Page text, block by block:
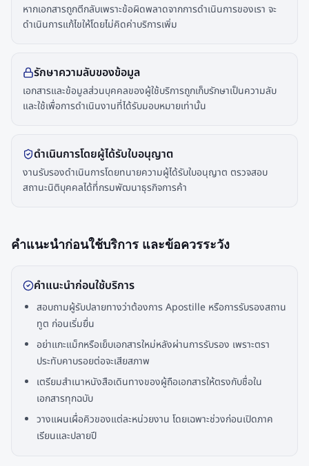
หากเอกสารถูกตีกลับเพราะข้อผิดพลาดจากการดำเนินการของเรา จะ
ดำเนินการแก้ไขให้โดยไม่คิดค่าบริการเพิ่ม
รักษาความลับของข้อมูล
เอกสารและข้อมูลส่วนบุคคลของผู้ใช้บริการถูกเก็บรักษาเป็นความลับ
และใช้เพื่อการดำเนินงานที่ได้รับมอบหมายเท่านั้น
ดำเนินการโดยผู้ได้รับใบอนุญาต
งานรับรองดำเนินการโดยทนายความผู้ได้รับใบอนุญาต ตรวจสอบ
สถานะนิติบุคคลได้ที่กรมพัฒนาธุรกิจการค้า
คำแนะนำก่อนใช้บริการ และข้อควรระวัง
คำแนะนำก่อนใช้บริการ
สอบถามผู้รับปลายทางว่าต้องการ Apostille หรือการรับรองสถาน
ทูต ก่อนเริ่มยื่น
อย่าแกะแม็กหรือเย็บเอกสารใหม่หลังผ่านการรับรอง เพราะตรา
ประทับคาบรอยต่อจะเสียสภาพ
เตรียมสำเนาหนังสือเดินทางของผู้ถือเอกสารให้ตรงกับชื่อใน
เอกสารทุกฉบับ
วางแผนเผื่อคิวของแต่ละหน่วยงาน โดยเฉพาะช่วงก่อนเปิดภาค
เรียนและปลายปี